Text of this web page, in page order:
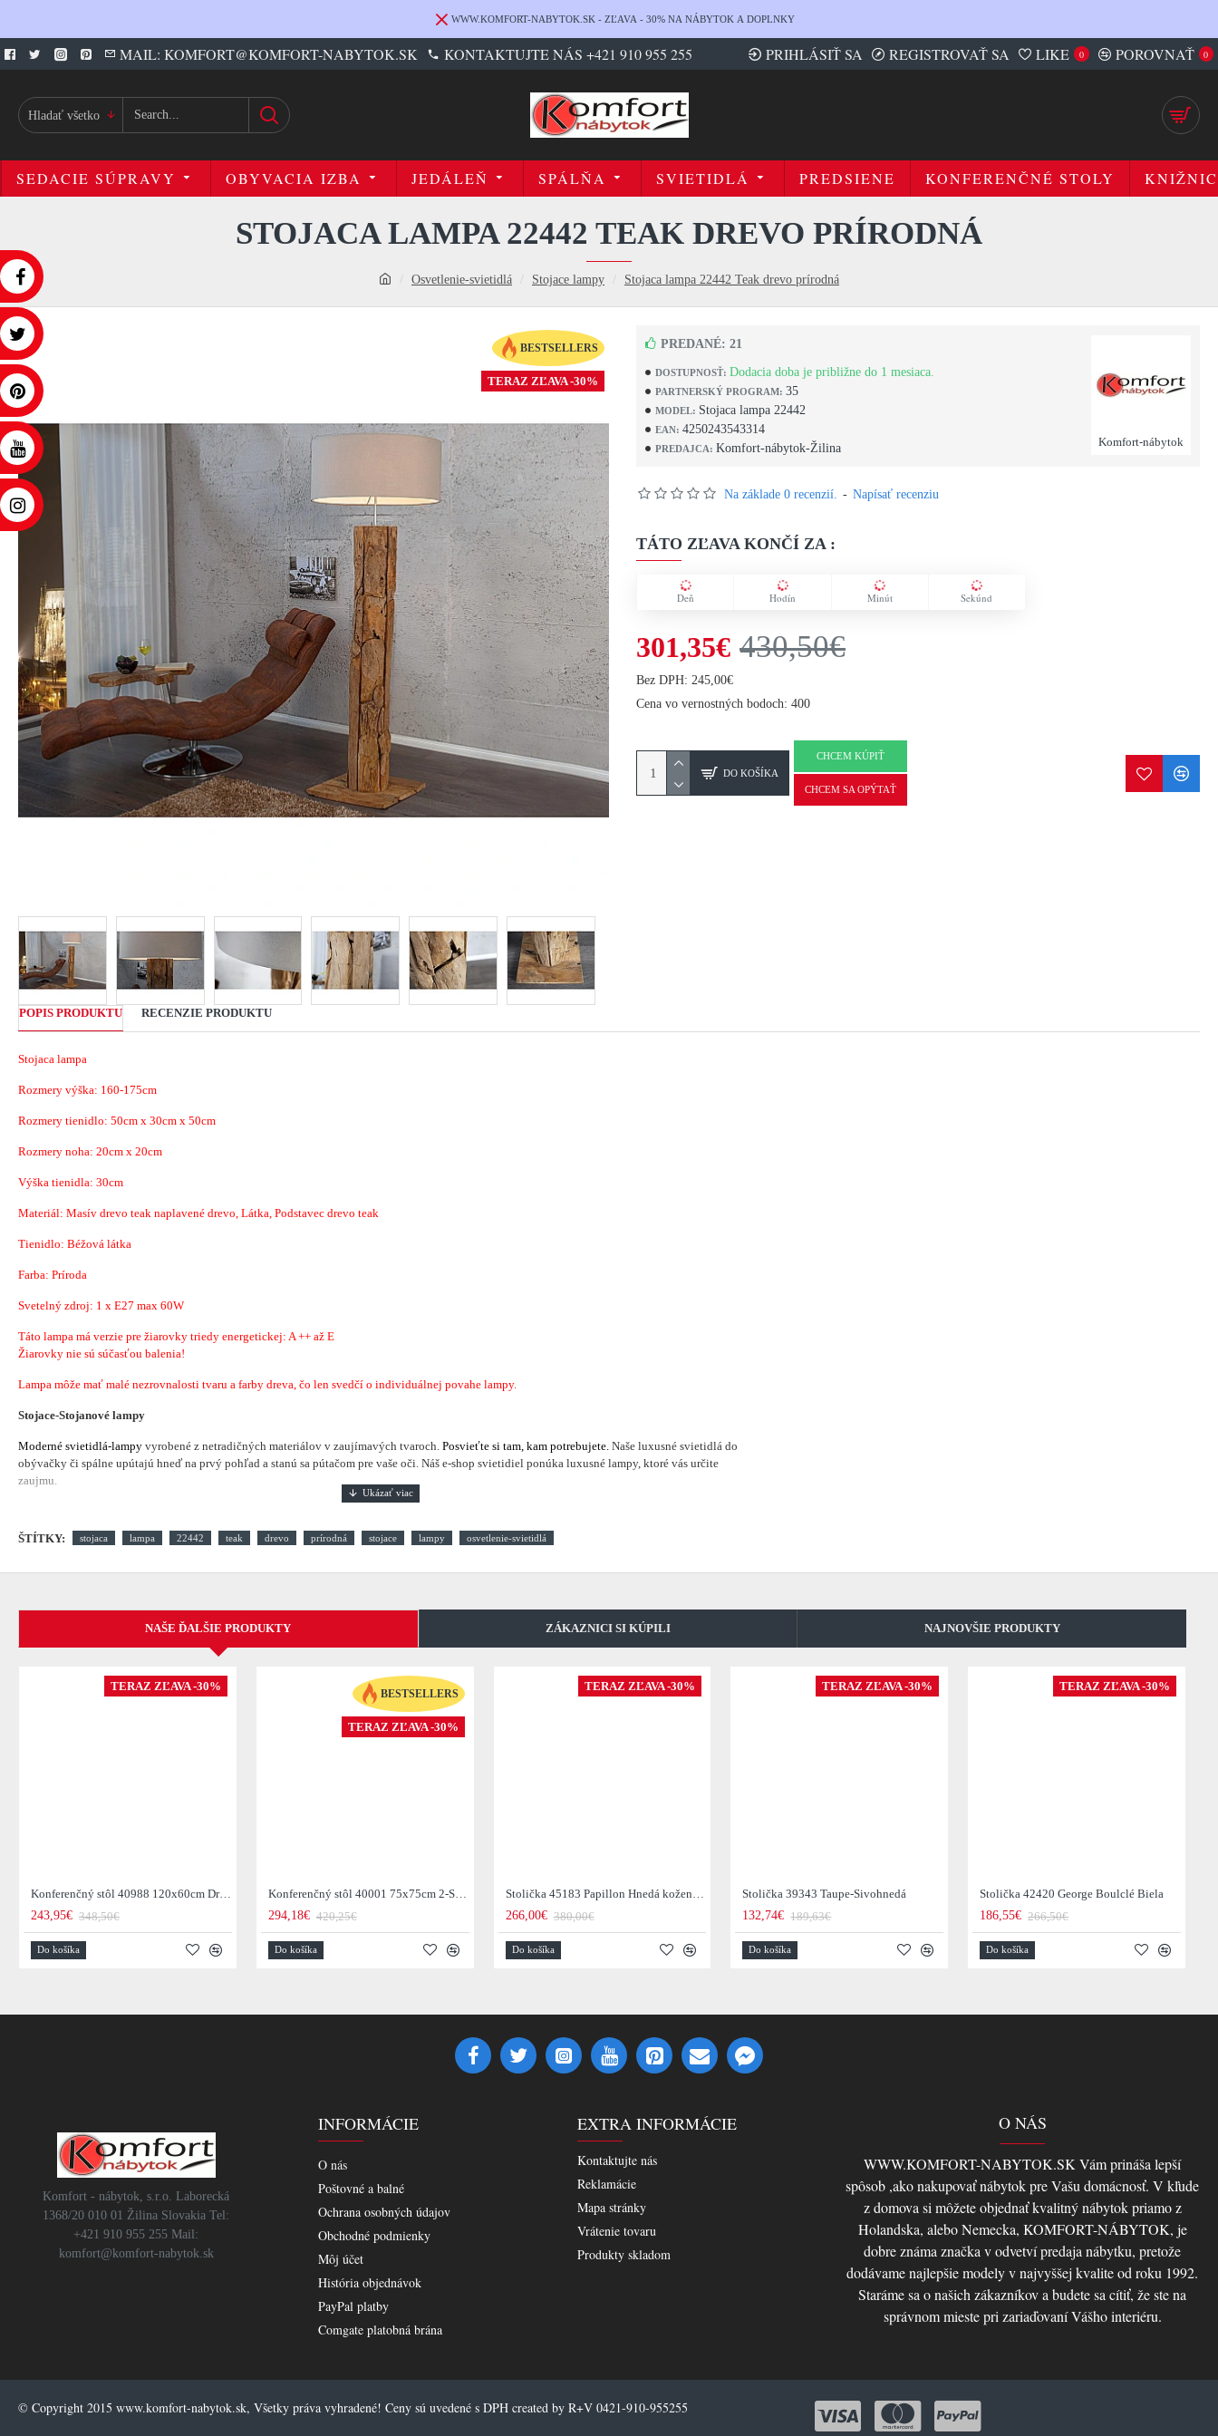
WWW.KOMFORT-NABYTOK.SK - ZĽAVA - 30% NA NÁBYTOK A DOPLNKY
MAIL: KOMFORT@KOMFORT-NABYTOK.SK KONTAKTUJTE NÁS +421 910 955 255 PRIHLÁSIŤ SA REGISTROVAŤ SA LIKE 0 POROVNAŤ 0
Hladať všetko
SEDACIE SÚPRAVY OBYVACIA IZBA JEDÁLEŇ SPÁLŇA SVIETIDLÁ PREDSIENE KONFERENČNÉ STOLY
Osvetlenie-svietidlá Stojace lampy Stojaca lampa 22442 Teak drevo prírodná
STOJACA LAMPA 22442 TEAK DREVO PRÍRODNÁ
BESTSELLERS
TERAZ ZĽAVA -30%
DOSTUPNOSŤ: Dodacia doba je približne do 1 mesiaca.
PARTNERSKÝ PROGRAM: 35
MODEL: Stojaca lampa 22442
EAN: 4250243543314
PREDAJCA: Komfort-nábytok-Žilina Komfort-nábytok
PREDANÉ: 21
Na základe 0 recenzií. - Napísať recenziu
TÁTO ZĽAVA KONČÍ ZA :
Deň Hodín Minút Sekúnd
301,35€ 430,50€
Bez DPH: 245,00€
Cena vo vernostných bodoch: 400
DO KOŠÍKA
CHCEM KÚPIŤ
CHCEM SA OPÝTAŤ
POPIS PRODUKTU RECENZIE PRODUKTU
Stojaca lampa
Rozmery výška: 160-175cm
Rozmery tienidlo: 50cm x 30cm x 50cm
Rozmery noha: 20cm x 20cm
Výška tienidla: 30cm
Materiál: Masív drevo teak naplavené drevo, Látka, Podstavec drevo teak
Tienidlo: Béžová látka
Farba: Príroda
Svetelný zdroj: 1 x E27 max 60W
Táto lampa má verzie pre žiarovky triedy energetickej: A ++ až E
Žiarovky nie sú súčasťou balenia!
Lampa môže mať malé nezrovnalosti tvaru a farby dreva, čo len svedčí o individuálnej povahe lampy.
Stojace-Stojanové lampy
Moderné svietidlá-lampy vyrobené z netradičných materiálov v zaujímavých tvaroch. Posvieťte si tam, kam potrebujete. Naše luxusné svietidlá do
obývačky či spálne upútajú hneď na prvý pohľad a stanú sa pútačom pre vaše oči. Náš e-shop svietidiel ponúka luxusné lampy, ktoré vás určite
zaujmu.
ŠTÍTKY: stojaca lampa 22442 teak drevo prírodná stojace lampy osvetlenie-svietidlá
NAŠE ĎALŠIE PRODUKTY ZÁKAZNICI SI KÚPILI NAJNOVŠIE PRODUKTY
TERAZ ZĽAVA -30%
Konferenčný stôl 40988 120x60cm Drevo Palisander - Skladom u nás v Žiline - 2Ks
243,95€ 348,50€
Do košíka
BESTSELLERS
TERAZ ZĽAVA -30%
Konferenčný stôl 40001 75x75cm 2-Set Drevo Palisander
294,18€ 420,25€
Do košíka
TERAZ ZĽAVA -30%
Stolička 45183 Papillon Hnedá kožená - otočná
266,00€ 380,00€
Do košíka
TERAZ ZĽAVA -30%
Stolička 39343 Taupe-Sivohnedá
132,74€ 189,63€
Do košíka
TERAZ ZĽAVA -30%
Stolička 42420 George Boulclé Biela
186,55€ 266,50€
Do košíka
Komfort - nábytok, s.r.o. Laborecká
1368/20 010 01 Žilina Slovakia Tel:
+421 910 955 255 Mail:
komfort@komfort-nabytok.sk
INFORMÁCIE
O nás
Poštovné a balné
Ochrana osobných údajov
Obchodné podmienky
Môj účet
História objednávok
PayPal platby
Comgate platobná brána
EXTRA INFORMÁCIE
Kontaktujte nás
Reklamácie
Mapa stránky
Vrátenie tovaru
Produkty skladom
O NÁS
WWW.KOMFORT-NABYTOK.SK Vám prináša lepší
spôsob ,ako nakupovať nábytok pre Vašu domácnosť. V kľude
z domova si môžete objednať kvalitný nábytok priamo z
Holandska, alebo Nemecka, KOMFORT-NÁBYTOK, je
dobre známa značka v odvetví predaja nábytku, pretože
dodávame najlepšie modely v najvyššej kvalite od roku 1992.
Staráme sa o našich zákazníkov a budete sa cítiť, že ste na
správnom mieste pri zariaďovaní Vášho interiéru.
© Copyright 2015 www.komfort-nabytok.sk, Všetky práva vyhradené! Ceny sú uvedené s DPH created by R+V 0421-910-955255